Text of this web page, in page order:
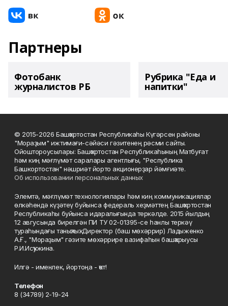
Партнеры
Фотобанк
журналистов РБ
Рубрика "Еда и
напитки"
© 2015-2026 Башҡортостан Республикаһы Күгәрсен районы
"Мораҙым" ижтимағи-сәйәси гәзитенең рәсми сайты.
Ойоштороусылары: Башҡортостан Республикаһының Матбуғат
һәм киң мәғлүмәт саралары агентлығы, "Республика
Башкортостан" нәшриәт йорто акционерҙар йәмғиәте.
Об использовании персональных данных
Элемтә, мәғлүмәт технологиялары һәм киң коммуникациялар
өлкәһендә күҙәтеү буйынса федераль хеҙмәттең Башҡортостан
Республикаһы буйынса идаралығында теркәлде. 2015 йылдың
12 авгусында бирелгән ПИ ТУ 02-01395-се һанлы теркәү
тураһындағы таныҡлыҡ. Директор (баш мөхәррир) Ладыженко
А.Ғ., "Мораҙым" гәзите мөхәррире вазифаһын башҡарыусы
Р.И.Исҡужина.
Илгә - именлек, йортоңа - ҡот!
Телефон
8 (34789) 2-19-24